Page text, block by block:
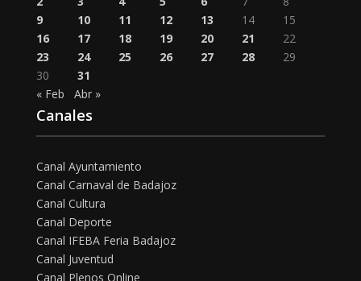
9
10 11 12 13 14
15
16
17 18 19 20 21
22
23
24 25 26 27 28
29
30
31
« Feb
Abr »
Canales
Canal Ayuntamiento
Canal Carnaval de Badajoz
Canal Cultura
Canal Deporte
Canal IFEBA Feria Badajoz
Canal Juventud
Canal Plenos Online